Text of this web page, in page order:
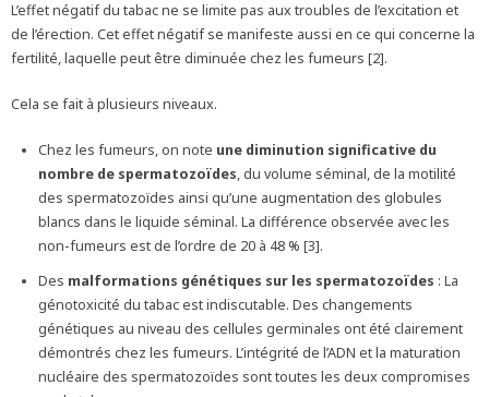
L’effet négatif du tabac ne se limite pas aux troubles de l’excitation et
de l’érection. Cet effet négatif se manifeste aussi en ce qui concerne la
fertilité, laquelle peut être diminuée chez les fumeurs [2].
Cela se fait à plusieurs niveaux.
Chez les fumeurs, on note une diminution significative du
nombre de spermatozoïdes, du volume séminal, de la motilité
des spermatozoïdes ainsi qu’une augmentation des globules
blancs dans le liquide séminal. La différence observée avec les
non-fumeurs est de l’ordre de 20 à 48 % [3].
Des malformations génétiques sur les spermatozoïdes : La
génotoxicité du tabac est indiscutable. Des changements
génétiques au niveau des cellules germinales ont été clairement
démontrés chez les fumeurs. L’intégrité de l’ADN et la maturation
nucléaire des spermatozoïdes sont toutes les deux compromises